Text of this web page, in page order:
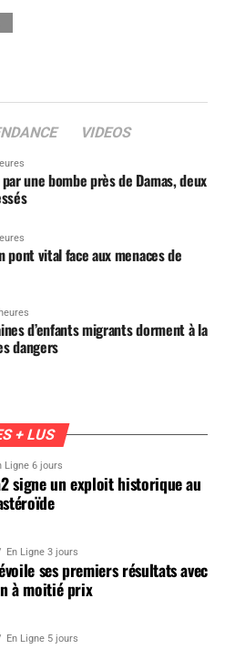
VIDEOS
une bombe près de Damas, deux
pont vital face aux menaces de
d’enfants migrants dorment à la
dangers
+ LUS
Ligne 6 jours
signe un exploit historique au
En Ligne 3 jours
ses premiers résultats avec
à moitié prix
En Ligne 5 jours